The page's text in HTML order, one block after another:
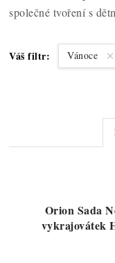
společné tvoření s
Váš filtr: Vánoce
a
e
n
Orion Sada
vykrajovátek